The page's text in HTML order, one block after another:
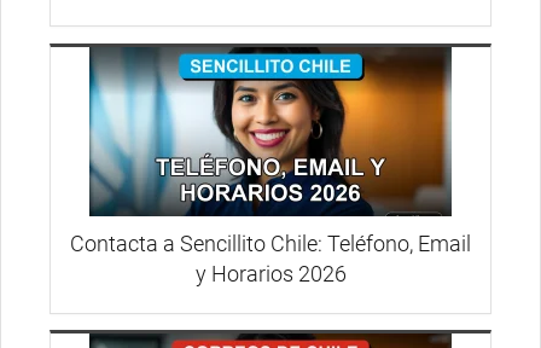
Contacta a Sencillito Chile: Teléfono, Email
y Horarios 2026